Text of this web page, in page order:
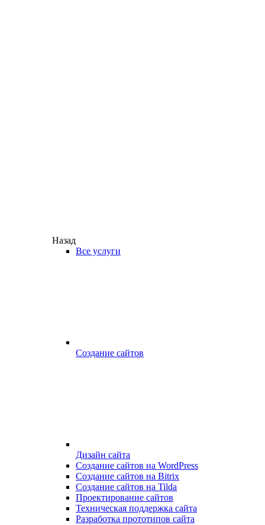
Назад
Все услуги
Создание сайтов
Дизайн сайта
Создание сайтов на WordPress
Создание сайтов на Bitrix
Создание сайтов на Tilda
Проектирование сайтов
Техническая поддержка сайта
Разработка прототипов сайта